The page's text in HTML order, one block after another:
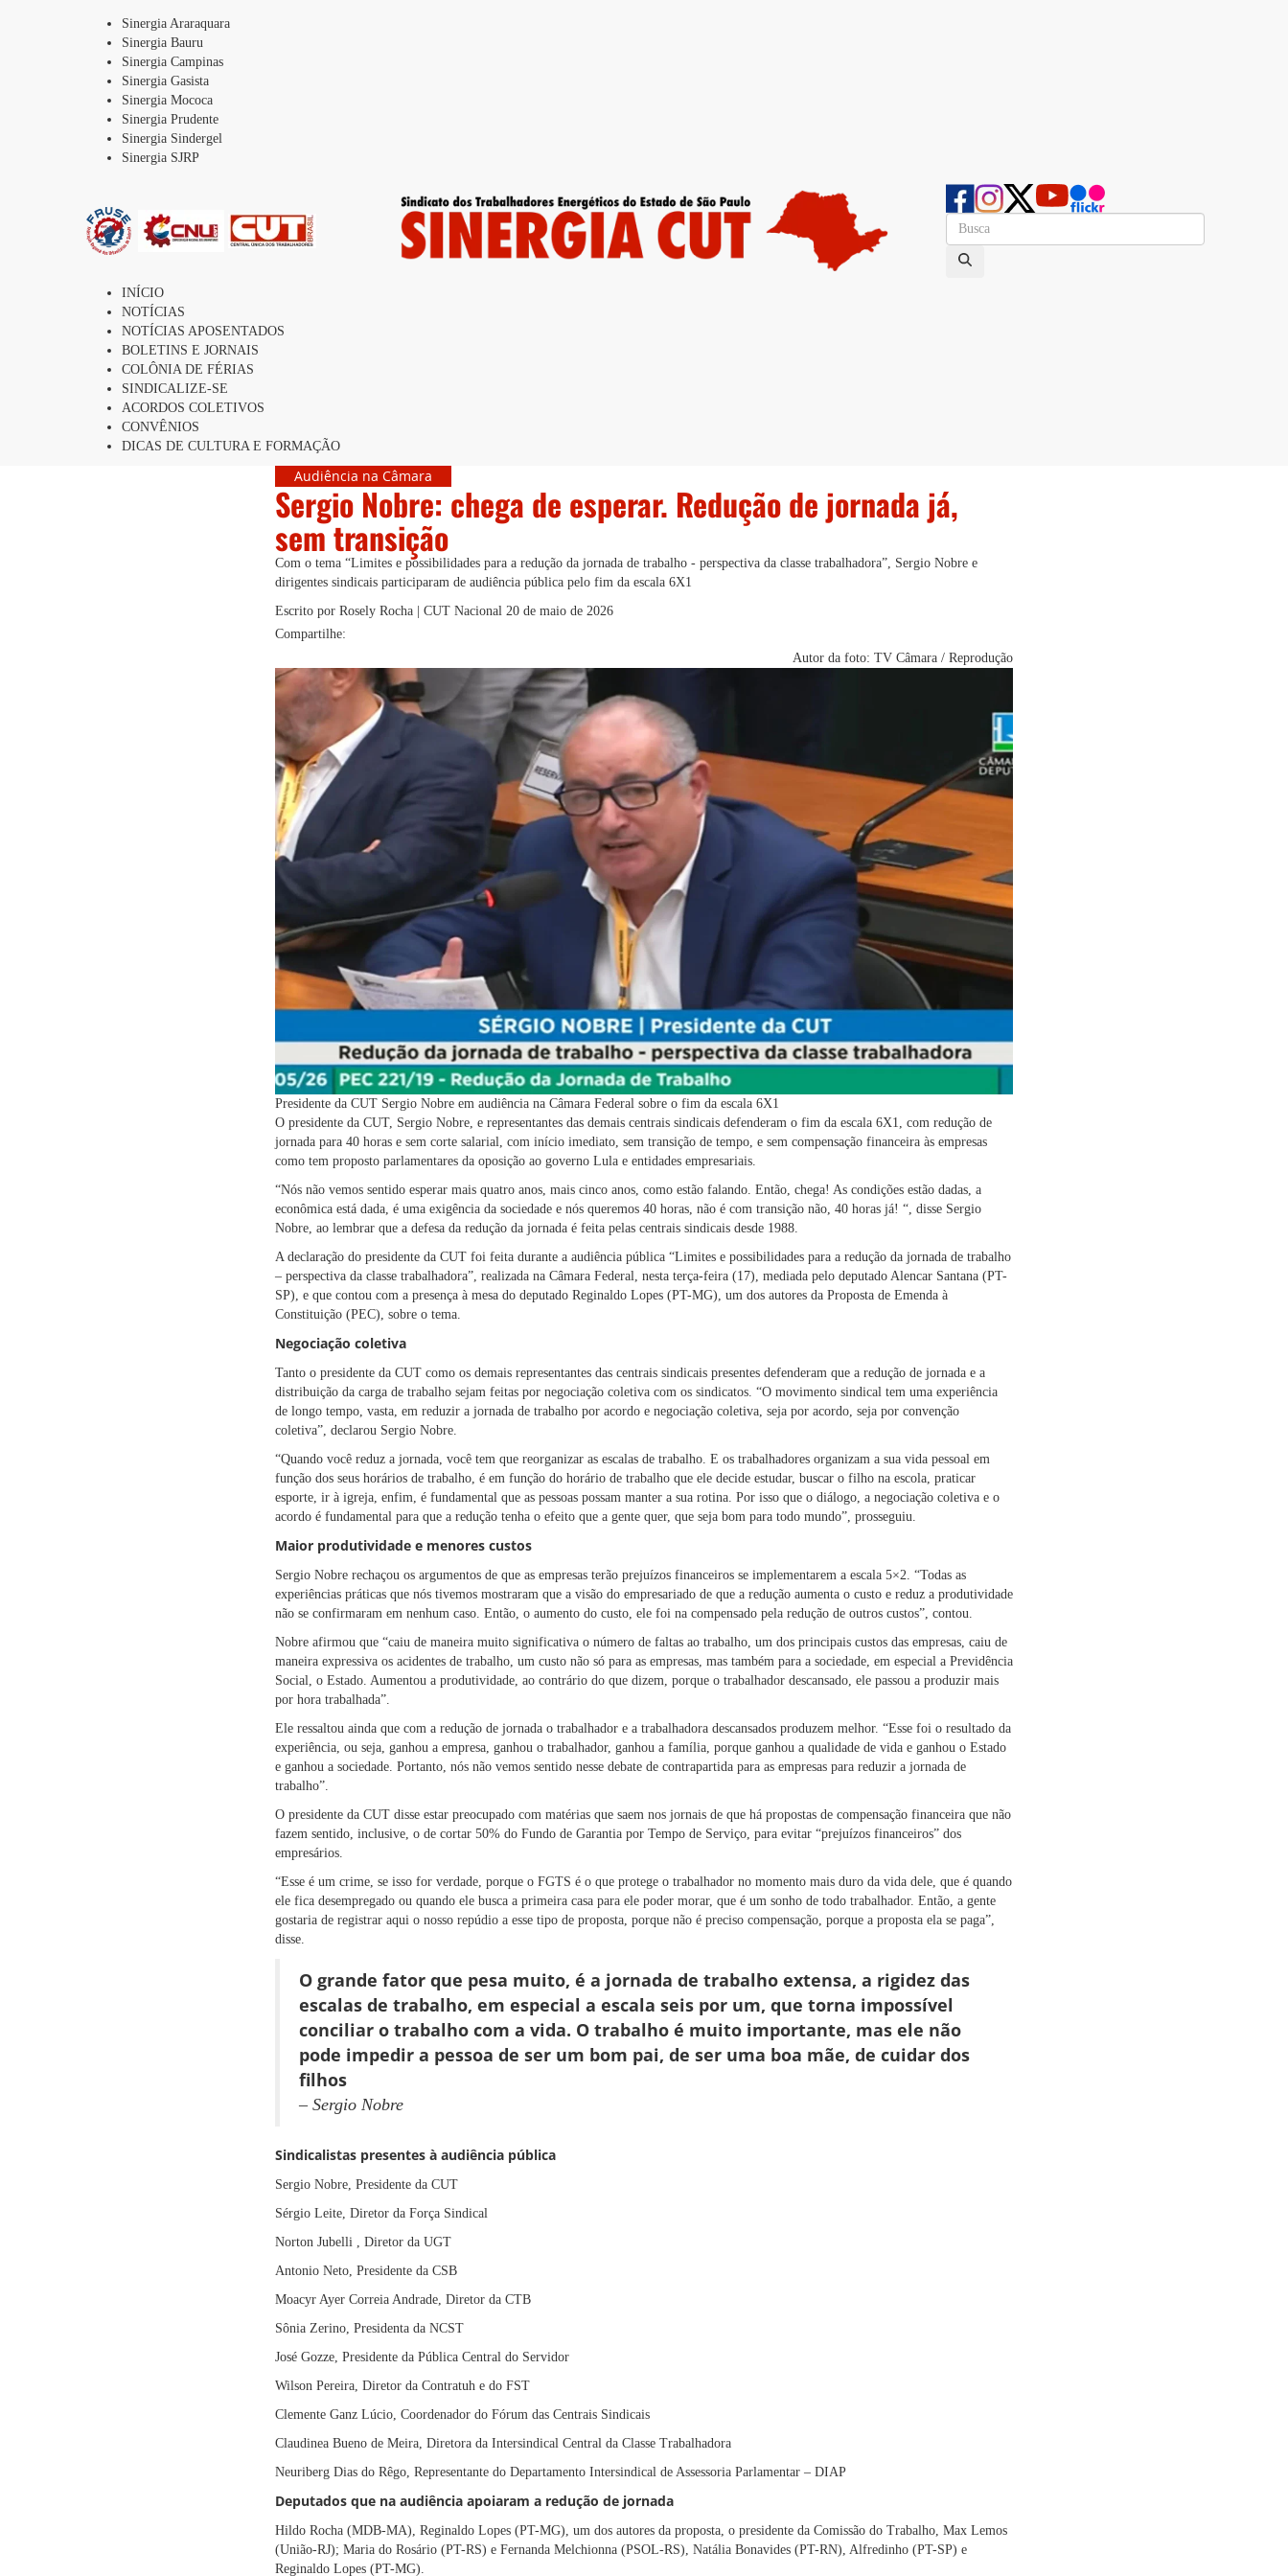
Sinergia Araraquara
Sinergia Bauru
Sinergia Campinas
Sinergia Gasista
Sinergia Mococa
Sinergia Prudente
Sinergia Sindergel
Sinergia SJRP
INÍCIO
NOTÍCIAS
NOTÍCIAS APOSENTADOS
BOLETINS E JORNAIS
COLÔNIA DE FÉRIAS
SINDICALIZE-SE
ACORDOS COLETIVOS
CONVÊNIOS
DICAS DE CULTURA E FORMAÇÃO
Audiência na Câmara
Sergio Nobre: chega de esperar. Redução de jornada já,
sem transição
Com o tema “Limites e possibilidades para a redução da jornada de trabalho - perspectiva da classe trabalhadora”, Sergio Nobre e
dirigentes sindicais participaram de audiência pública pelo fim da escala 6X1
Escrito por Rosely Rocha | CUT Nacional 20 de maio de 2026
Compartilhe:
Autor da foto: TV Câmara / Reprodução
Presidente da CUT Sergio Nobre em audiência na Câmara Federal sobre o fim da escala 6X1
O presidente da CUT, Sergio Nobre, e representantes das demais centrais sindicais defenderam o fim da escala 6X1, com redução de
jornada para 40 horas e sem corte salarial, com início imediato, sem transição de tempo, e sem compensação financeira às empresas
como tem proposto parlamentares da oposição ao governo Lula e entidades empresariais.
“Nós não vemos sentido esperar mais quatro anos, mais cinco anos, como estão falando. Então, chega! As condições estão dadas, a
econômica está dada, é uma exigência da sociedade e nós queremos 40 horas, não é com transição não, 40 horas já! “, disse Sergio
Nobre, ao lembrar que a defesa da redução da jornada é feita pelas centrais sindicais desde 1988.
A declaração do presidente da CUT foi feita durante a audiência pública “Limites e possibilidades para a redução da jornada de trabalho
– perspectiva da classe trabalhadora”, realizada na Câmara Federal, nesta terça-feira (17), mediada pelo deputado Alencar Santana (PT-
SP), e que contou com a presença à mesa do deputado Reginaldo Lopes (PT-MG), um dos autores da Proposta de Emenda à
Constituição (PEC), sobre o tema.
Negociação coletiva
Tanto o presidente da CUT como os demais representantes das centrais sindicais presentes defenderam que a redução de jornada e a
distribuição da carga de trabalho sejam feitas por negociação coletiva com os sindicatos. “O movimento sindical tem uma experiência
de longo tempo, vasta, em reduzir a jornada de trabalho por acordo e negociação coletiva, seja por acordo, seja por convenção
coletiva”, declarou Sergio Nobre.
“Quando você reduz a jornada, você tem que reorganizar as escalas de trabalho. E os trabalhadores organizam a sua vida pessoal em
função dos seus horários de trabalho, é em função do horário de trabalho que ele decide estudar, buscar o filho na escola, praticar
esporte, ir à igreja, enfim, é fundamental que as pessoas possam manter a sua rotina. Por isso que o diálogo, a negociação coletiva e o
acordo é fundamental para que a redução tenha o efeito que a gente quer, que seja bom para todo mundo”, prosseguiu.
Maior produtividade e menores custos
Sergio Nobre rechaçou os argumentos de que as empresas terão prejuízos financeiros se implementarem a escala 5×2. “Todas as
experiências práticas que nós tivemos mostraram que a visão do empresariado de que a redução aumenta o custo e reduz a produtividade
não se confirmaram em nenhum caso. Então, o aumento do custo, ele foi na compensado pela redução de outros custos”, contou.
Nobre afirmou que “caiu de maneira muito significativa o número de faltas ao trabalho, um dos principais custos das empresas, caiu de
maneira expressiva os acidentes de trabalho, um custo não só para as empresas, mas também para a sociedade, em especial a Previdência
Social, o Estado. Aumentou a produtividade, ao contrário do que dizem, porque o trabalhador descansado, ele passou a produzir mais
por hora trabalhada”.
Ele ressaltou ainda que com a redução de jornada o trabalhador e a trabalhadora descansados produzem melhor. “Esse foi o resultado da
experiência, ou seja, ganhou a empresa, ganhou o trabalhador, ganhou a família, porque ganhou a qualidade de vida e ganhou o Estado
e ganhou a sociedade. Portanto, nós não vemos sentido nesse debate de contrapartida para as empresas para reduzir a jornada de
trabalho”.
O presidente da CUT disse estar preocupado com matérias que saem nos jornais de que há propostas de compensação financeira que não
fazem sentido, inclusive, o de cortar 50% do Fundo de Garantia por Tempo de Serviço, para evitar “prejuízos financeiros” dos
empresários.
“Esse é um crime, se isso for verdade, porque o FGTS é o que protege o trabalhador no momento mais duro da vida dele, que é quando
ele fica desempregado ou quando ele busca a primeira casa para ele poder morar, que é um sonho de todo trabalhador. Então, a gente
gostaria de registrar aqui o nosso repúdio a esse tipo de proposta, porque não é preciso compensação, porque a proposta ela se paga”,
disse.
O grande fator que pesa muito, é a jornada de trabalho extensa, a rigidez das
escalas de trabalho, em especial a escala seis por um, que torna impossível
conciliar o trabalho com a vida. O trabalho é muito importante, mas ele não
pode impedir a pessoa de ser um bom pai, de ser uma boa mãe, de cuidar dos
filhos
– Sergio Nobre
Sindicalistas presentes à audiência pública
Sergio Nobre, Presidente da CUT
Sérgio Leite, Diretor da Força Sindical
Norton Jubelli , Diretor da UGT
Antonio Neto, Presidente da CSB
Moacyr Ayer Correia Andrade, Diretor da CTB
Sônia Zerino, Presidenta da NCST
José Gozze, Presidente da Pública Central do Servidor
Wilson Pereira, Diretor da Contratuh e do FST
Clemente Ganz Lúcio, Coordenador do Fórum das Centrais Sindicais
Claudinea Bueno de Meira, Diretora da Intersindical Central da Classe Trabalhadora
Neuriberg Dias do Rêgo, Representante do Departamento Intersindical de Assessoria Parlamentar – DIAP
Deputados que na audiência apoiaram a redução de jornada
Hildo Rocha (MDB-MA), Reginaldo Lopes (PT-MG), um dos autores da proposta, o presidente da Comissão do Trabalho, Max Lemos
(União-RJ); Maria do Rosário (PT-RS) e Fernanda Melchionna (PSOL-RS), Natália Bonavides (PT-RN), Alfredinho (PT-SP) e
Reginaldo Lopes (PT-MG).